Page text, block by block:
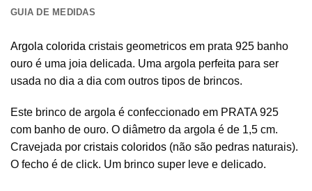
GUIA DE MEDIDAS
Argola colorida cristais geometricos em prata 925 banho
ouro é uma joia delicada. Uma argola perfeita para ser
usada no dia a dia com outros tipos de brincos.
Este brinco de argola é confeccionado em PRATA 925
com banho de ouro. O diâmetro da argola é de 1,5 cm.
Cravejada por cristais coloridos (não são pedras naturais).
O fecho é de click. Um brinco super leve e delicado.